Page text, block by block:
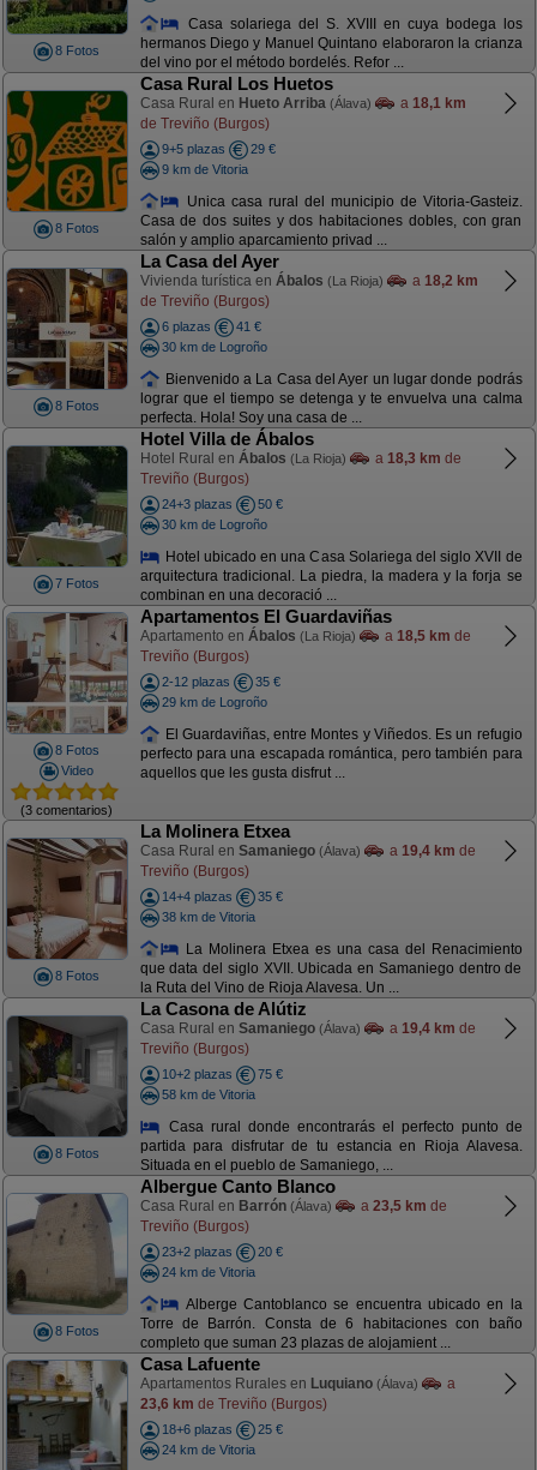
8 Fotos
Casa solariega del S. XVIII en cuya bodega los
hermanos Diego y Manuel Quintano elaboraron la crianza
del vino por el método bordelés. Refor ...
8 Fotos
Casa Rural Los Huetos
Casa Rural en Hueto Arriba (Álava) a 18,1 km
de Treviño (Burgos)
9+5 plazas
29 €
9 km de Vitoria
Unica casa rural del municipio de Vitoria-Gasteiz.
Casa de dos suites y dos habitaciones dobles, con gran
salón y amplio aparcamiento privad ...
8 Fotos
La Casa del Ayer
Vivienda turística en Ábalos (La Rioja) a 18,2 km
de Treviño (Burgos)
6 plazas
41 €
30 km de Logroño
Bienvenido a La Casa del Ayer un lugar donde podrás
lograr que el tiempo se detenga y te envuelva una calma
perfecta. Hola! Soy una casa de ...
7 Fotos
Hotel Villa de Ábalos
Hotel Rural en Ábalos (La Rioja) a 18,3 km de
Treviño (Burgos)
24+3 plazas
50 €
30 km de Logroño
Hotel ubicado en una Casa Solariega del siglo XVII de
arquitectura tradicional. La piedra, la madera y la forja se
combinan en una decoració ...
8 Fotos
Video
(3 comentarios)
Apartamentos El Guardaviñas
Apartamento en Ábalos (La Rioja) a 18,5 km de
Treviño (Burgos)
2-12 plazas
35 €
29 km de Logroño
El Guardaviñas, entre Montes y Viñedos. Es un refugio
perfecto para una escapada romántica, pero también para
aquellos que les gusta disfrut ...
8 Fotos
La Molinera Etxea
Casa Rural en Samaniego (Álava) a 19,4 km de
Treviño (Burgos)
14+4 plazas
35 €
38 km de Vitoria
La Molinera Etxea es una casa del Renacimiento
que data del siglo XVII. Ubicada en Samaniego dentro de
la Ruta del Vino de Rioja Alavesa. Un ...
8 Fotos
La Casona de Alútiz
Casa Rural en Samaniego (Álava) a 19,4 km de
Treviño (Burgos)
10+2 plazas
75 €
58 km de Vitoria
Casa rural donde encontrarás el perfecto punto de
partida para disfrutar de tu estancia en Rioja Alavesa.
Situada en el pueblo de Samaniego, ...
8 Fotos
Albergue Canto Blanco
Casa Rural en Barrón (Álava) a 23,5 km de
Treviño (Burgos)
23+2 plazas
20 €
24 km de Vitoria
Alberge Cantoblanco se encuentra ubicado en la
Torre de Barrón. Consta de 6 habitaciones con baño
completo que suman 23 plazas de alojamient ...
Casa Lafuente
Apartamentos Rurales en Luquiano (Álava)
a
23,6 km de Treviño (Burgos)
18+6 plazas
25 €
24 km de Vitoria